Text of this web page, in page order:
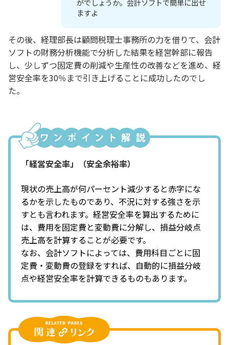
ますよ
その後、経理部長は顧問税理士事務所の力を借りて、会計
ソフトの財務分析機能で分析した結果を経営幹部に報告
し、少しずつ固定費の削減や生産性の改善などを進め、経
営安全率を30％まで引き上げることに成功したのでし
た。
「経営安全率」（安全余裕率）
現状の売上高が何パーセント減少すると赤字にな
るかを示したものであり、不況に対する強さを示
すとも言われます。経営安全率を算出するために
は、費用を固定費と変動費に分解し、損益分岐点
売上高を計算することが必要です。
なお、会計ソフトによっては、費用科目ごとに固
定費・変動費の登録をすれば、自動的に損益分岐
点や経営安全率を計算できるものもあります。